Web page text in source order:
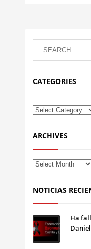
CATEGORIES
ARCHIVES
NOTICIAS
Ha